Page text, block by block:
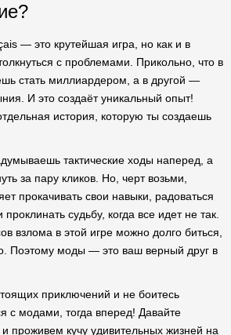
— это крутейшая игра, но как и в
с проблемами. Прикольно, что в
стать миллиардером, а в другой —
И это создаёт уникальный опыт!
история, которую ты создаешь
тактические ходы наперед, а
за пару кликов. Но, черт возьми,
прокачивать свои навыки, радоваться
судьбу, когда все идет не так.
взлома в этой игре можно долго биться,
Поэтому моды — это ваш верный друг в
приключений и не боитесь
с модами, тогда вперед! Давайте
проживем кучу удивительных жизней на